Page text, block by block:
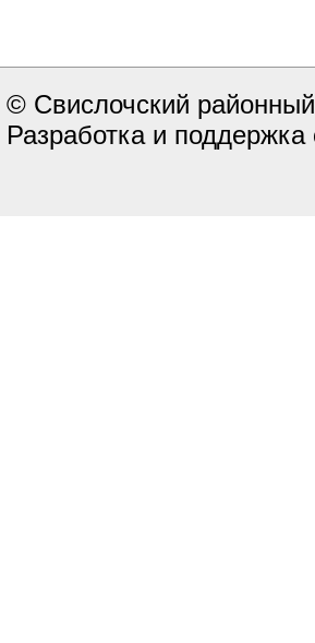
© Свислочский
Разработка и поддержка